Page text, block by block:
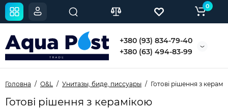
+380 (93) 834-79-40
+380 (63) 494-83-99
0
Головна O&L Унитазы, биде, писсуары Готові рішення з
Готові рішення з керамікою